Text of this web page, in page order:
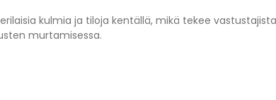
kulmia ja tiloja kentällä, mikä tekee
murtamisessa.